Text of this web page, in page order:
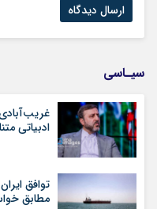
سیـاسی
ادبیاتی
توافق
مطابق